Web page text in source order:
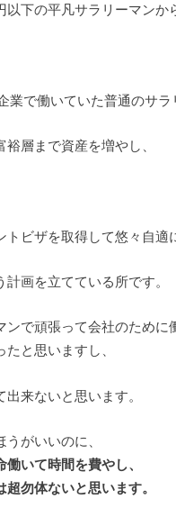
下の平凡サラリーマンか
で働いていた普通のサラ
層まで資産を増やし、
ビザを取得して悠々自適
画を立てている所です。
で頑張って会社のために
と思いますし、
来ないと思います。
がいいのに、
いて時間を費やし、
勿体ないと思います。